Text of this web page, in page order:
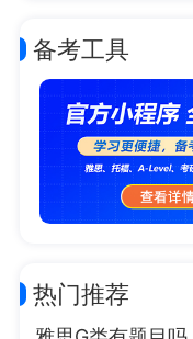
备考工具
热门推荐